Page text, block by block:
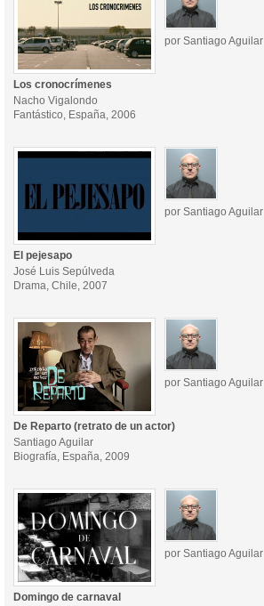
por Santiago Aguilar
Los cronocrímenes
Nacho Vigalondo
Fantástico, España, 2006
por Santiago Aguilar
El pejesapo
José Luis Sepúlveda
Drama, Chile, 2007
por Santiago Aguilar
De Reparto (retrato de un actor)
Santiago Aguilar
Biografía, España, 2009
por Santiago Aguilar
Domingo de carnaval